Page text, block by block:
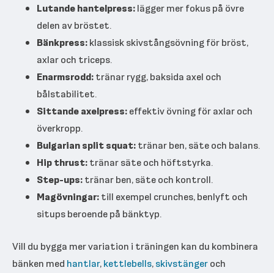
Lutande hantelpress:lägger mer fokus på övre
delen av bröstet.
Bänkpress:klassisk skivstångsövning för bröst,
axlar och triceps.
Enarmsrodd:tränar rygg, baksida axel och
bålstabilitet.
Sittande axelpress:effektiv övning för axlar och
överkropp.
Bulgarian split squat:tränar ben, säte och balans.
Hip thrust:tränar säte och höftstyrka.
Step-ups:tränar ben, säte och kontroll.
Magövningar:till exempel crunches, benlyft och
situps beroende på bänktyp.
Vill du bygga mer variation i träningen kan du kombinera
bänken med hantlar,kettlebells,skivstängeroch